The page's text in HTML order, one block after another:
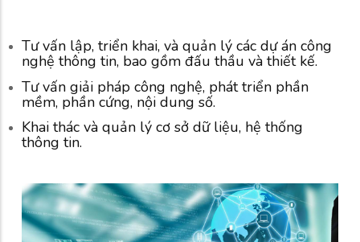
Tư vấn lập, triển khai, và quản lý các dự án công
nghệ thông tin, bao gồm đấu thầu và thiết kế.
Tư vấn giải pháp công nghệ, phát triển phần
mềm, phần cứng, nội dung số.
Khai thác và quản lý cơ sở dữ liệu, hệ thống
thông tin.